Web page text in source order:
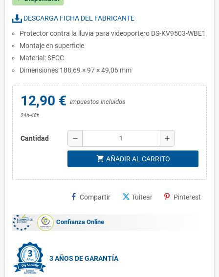
DESCARGA FICHA DEL FABRICANTE
Protector contra la lluvia para videoportero DS-KV9503-WBE1
Montaje en superficie
Material: SECC
Dimensiones 188,69 × 97 × 49,06 mm
12,90 € Impuestos incluidos
24h-48h
Cantidad remove add
shopping_cart AÑADIR AL CARRITO
Compartir Tuitear Pinterest
Confianza Online
3 AÑOS DE GARANTÍA